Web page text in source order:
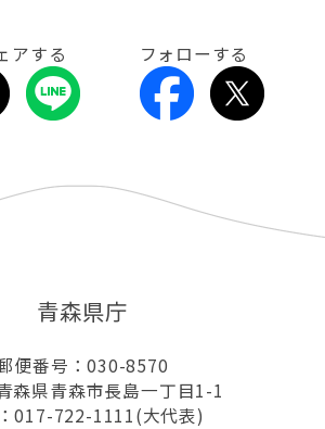
アする フォローする
青森県庁
便番号：030-8570
森県青森市長島一丁目1-1
017-722-1111(大代表)